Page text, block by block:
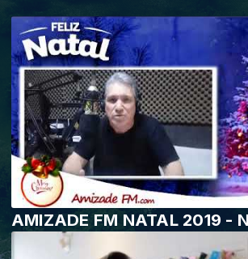
AMIZADE FM NATAL 2019 -